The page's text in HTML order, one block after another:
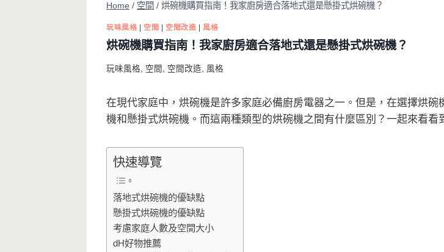
Home / 空間 / 烘碗機購買指南！我家廚房適合落地式還是懸掛式烘碗機？
玩味風格 | 空間 | 空間改造 | 風格
烘碗機購買指南！我家廚房適合落地式還是懸掛式烘碗機？
玩味風格, 空間 , 空間改造, 風格
在現代家庭中，烘碗機是許多家庭必備廚房電器之一。但是，在選擇烘
機和懸掛式烘碗機。而這兩種類型的烘碗機之間有什麼區別？一起來看看
快速導覽
落地式烘碗機的優缺點
懸掛式烘碗機的優缺點
考慮家庭人數及空間大小
dH好物推薦